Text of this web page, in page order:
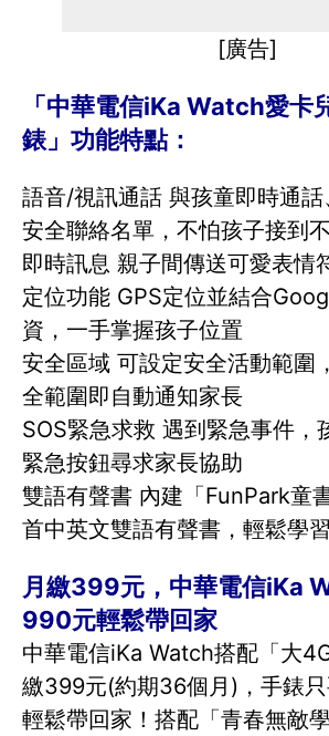
[廣告]
「中華電信iKa Watch愛卡
錶」功能特點：
語音/視訊通話 與孩童即時通話
安全聯絡名單，不怕孩子接到
即時訊息 親子間傳送可愛表情
定位功能 GPS定位並結合
資，一手掌握孩子位置
安全區域 可設定安全活動範圍
全範圍即自動通知家長
SOS緊急求救 遇到緊急事件，
緊急按鈕尋求家長協助
雙語有聲書 內建「FunPark童
首中英文雙語有聲書，輕鬆學習
月繳399元，中華電信iKa
990元輕鬆帶回家
中華電信iKa Watch搭配「大
繳399元(約期36個月)，手錶
輕鬆帶回家！搭配「青春無敵